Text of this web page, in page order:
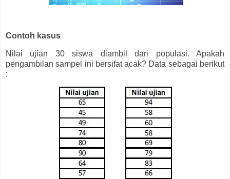
Contoh kasus
Nilai ujian 30 siswa diambil dari populasi. Apakah
pengambilan sampel ini bersifat acak? Data sebagai berikut
: